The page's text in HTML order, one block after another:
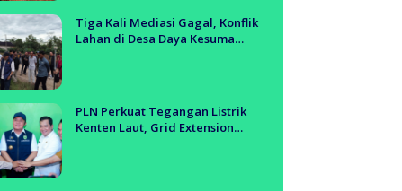
Tiga Kali Mediasi Gagal, Konflik
Lahan di Desa Daya Kesuma
PLN Perkuat Tegangan Listrik
Kenten Laut, Grid Extension